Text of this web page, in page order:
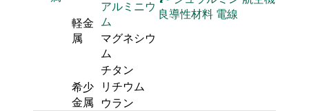
軽金
属
アルミニウ
ム
良導性材料 電線
マグネシウ
ム
チタン
希少
金属
リチウム
ウラン